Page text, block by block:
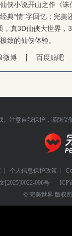
侠小说开山之作《
典“情”字回忆；完
，真3D仙侠大世界，
致的仙侠体验。
微博 百度贴吧
。注意自我保护，谨防受
个人信息保护政策
[2025]0022-006号
ICP
© 完美世界 版权所